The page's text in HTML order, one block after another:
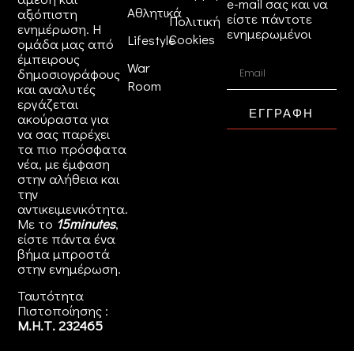
αξιόπιστη
ενημέρωση. Η
ομάδα μας από
έμπειρους
δημοσιογράφους
και αναλυτές
εργάζεται
ακούραστα για
να σας παρέχει
τα πιο πρόσφατα
νέα, με έμφαση
στην αλήθεια και
την
αντικειμενικότητα.
Με το 15minutes,
είστε πάντα ένα
βήμα μπροστά
στηνενημέρωση.
Ταυτότητα
Πιστοποίησης :
Μ.Η.Τ. 232465
Αθλητικά
Lifestyle
War
Room
Πολιτική
Cookies
e-mail σας και να
είστε πάντοτε
ενημερωμένοι
ΕΓΓΡΑΦΗ